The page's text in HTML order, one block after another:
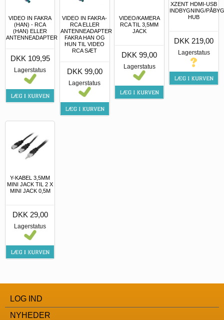
VIDEO IN FAKRA
(HAN) - RCA
(HAN) ELLER
ANTENNEADAPTER
DKK 109,95
Lagerstatus
VIDEO IN FAKRA-
RCA ELLER
ANTENNEADAPTER
FAKRA HAN OG
HUN TIL VIDEO
RCA SÆT
DKK 99,00
Lagerstatus
VIDEO/KAMERA
RCA TIL 3,5MM
JACK
DKK 99,00
Lagerstatus
XZENT HDMI-USB
INDBYGNING/
HUB
DKK 219,00
Lagerstatus
Y-KABEL 3,5MM
MINI JACK TIL 2 X
MINI JACK 0,5M
DKK 29,00
Lagerstatus
LOG IND
NYHEDER